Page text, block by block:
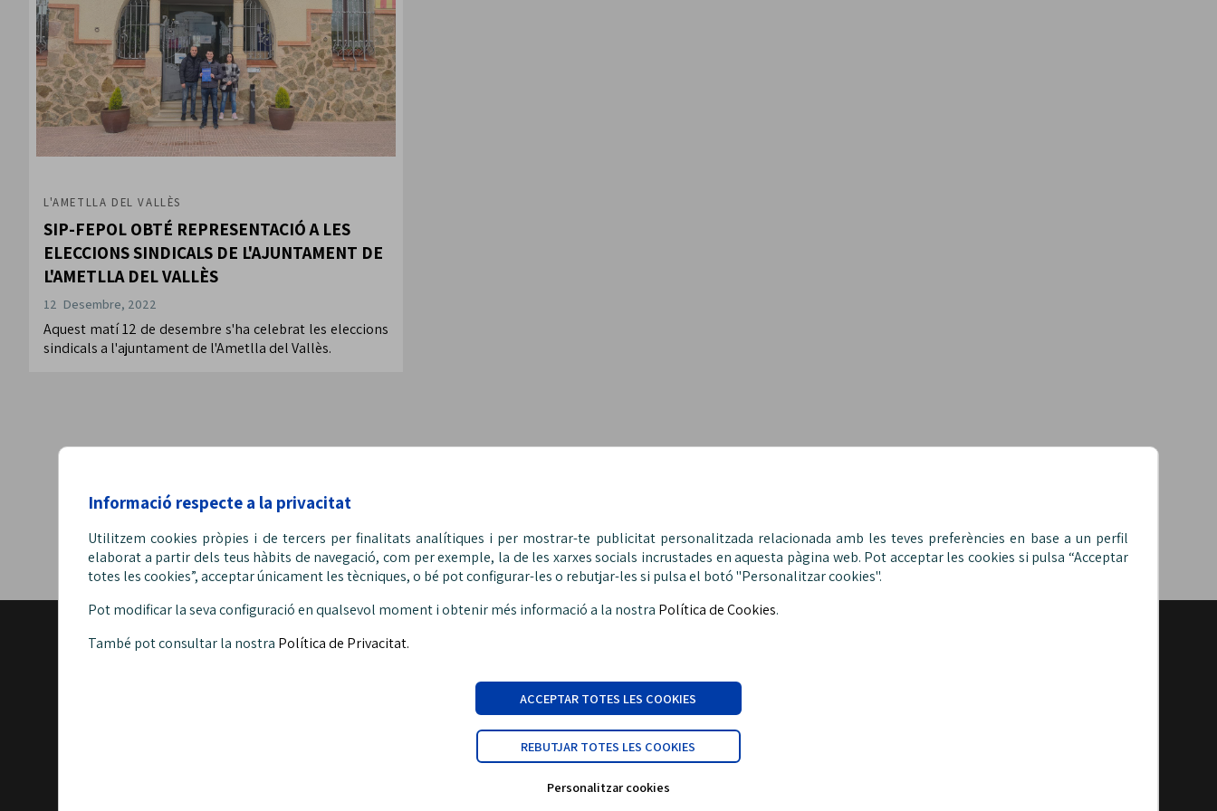
L'AMETLLA DEL VALLÈS
SIP-FEPOL OBTÉ REPRESENTACIÓ A LES
ELECCIONS SINDICALS DE L'AJUNTAMENT DE
L'AMETLLA DEL VALLÈS
12 Desembre, 2022
Aquest matí 12 de desembre s'ha celebrat les eleccions
sindicals a l'ajuntament de l'Ametlla del Vallès.
Carrer Malats, 27 | 08030 Barcelona
sip@sipfepol.cat
Telèfon: 933 426 810
Informació respecte a la privacitat
Utilitzem cookies pròpies i de tercers per finalitats analítiques i per mostrar-te publicitat personalitzada relacionada amb les teves preferències en base a un perfil
elaborat a partir dels teus hàbits de navegació, com per exemple, la de les xarxes socials incrustades en aquesta pàgina web. Pot acceptar les cookies si pulsa “Acceptar
totes les cookies”, acceptar únicament les tècniques, o bé pot configurar-les o rebutjar-les si pulsa el botó "Personalitzar cookies".
Pot modificar la seva configuració en qualsevol moment i obtenir més informació a la nostra Política de Cookies.
També pot consultar la nostra Política de Privacitat.
ACCEPTAR TOTES LES COOKIES
REBUTJAR TOTES LES COOKIES
Personalitzar cookies